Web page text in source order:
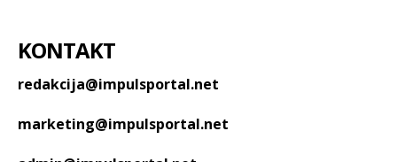
KONTAKT
redakcija@impulsportal.net
marketing@impulsportal.net